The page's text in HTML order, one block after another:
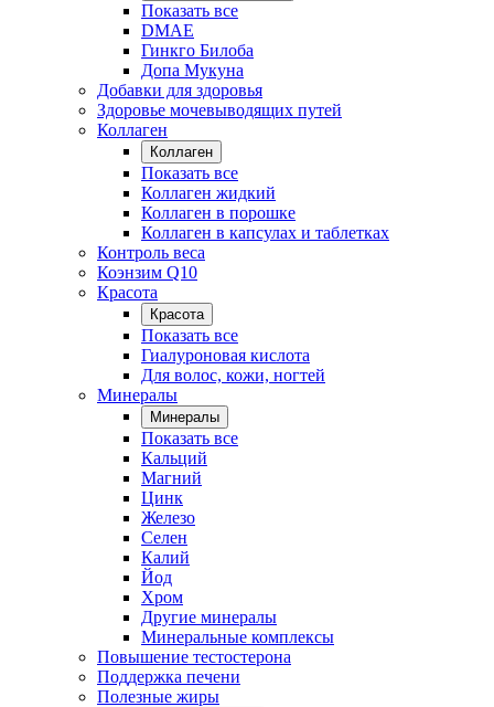
Показать все
DMAE
Гинкго Билоба
Допа Мукуна
Добавки для здоровья
Здоровье мочевыводящих путей
Коллаген
Коллаген
Показать все
Коллаген жидкий
Коллаген в порошке
Коллаген в капсулах и таблетках
Контроль веса
Коэнзим Q10
Красота
Красота
Показать все
Гиалуроновая кислота
Для волос, кожи, ногтей
Минералы
Минералы
Показать все
Кальций
Магний
Цинк
Железо
Селен
Калий
Йод
Хром
Другие минералы
Минеральные комплексы
Повышение тестостерона
Поддержка печени
Полезные жиры